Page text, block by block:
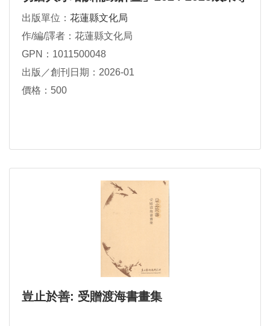
輯
出版單位： 花蓮縣文化局
作/編/譯者：花蓮縣文化局
GPN：1011500048
出版／創刊日期：2026-01
價格：500
豈止於善: 受贈渡海書畫集